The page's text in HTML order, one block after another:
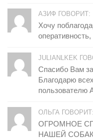
АЗИФ ГОВОРИТ:
Хочу
JULIANLKEK
Спасибо Вам
Благодарю
пользователю
ОЛЬГА ГОВОРИТ:
ОГРОМНОЕ
НАШЕЙ